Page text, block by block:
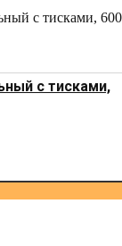
с тисками,